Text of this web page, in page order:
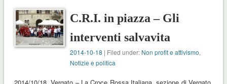
C.R.I. in piazza – Gli
interventi salvavita
2014-10-18 | Filed under: Non profit e attivismo,
Notizie e politica